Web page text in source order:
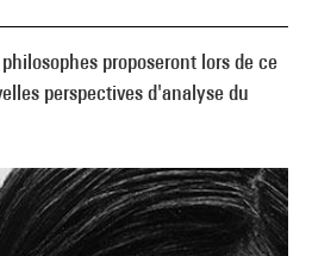
proposeront lors de ce
perspectives d'analyse du